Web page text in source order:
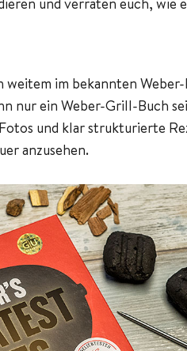
im bekannten
nur ein Weber-Grill-Buch
und klar strukturierte
anzusehen.